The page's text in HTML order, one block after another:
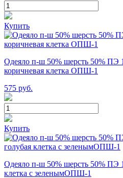
Купить
Одеяло п-ш 50% шерсть 50% ПЭ
коричневая клетка ОПШ-1
575 руб.
Купить
Одеяло п-ш 50% шерсть 50% ПЭ
клетка с зеленымОПШ-1